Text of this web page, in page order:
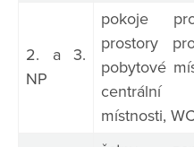
2. a 3.
NP
pokoje
prostory
pobytové
centrální
místnosti,